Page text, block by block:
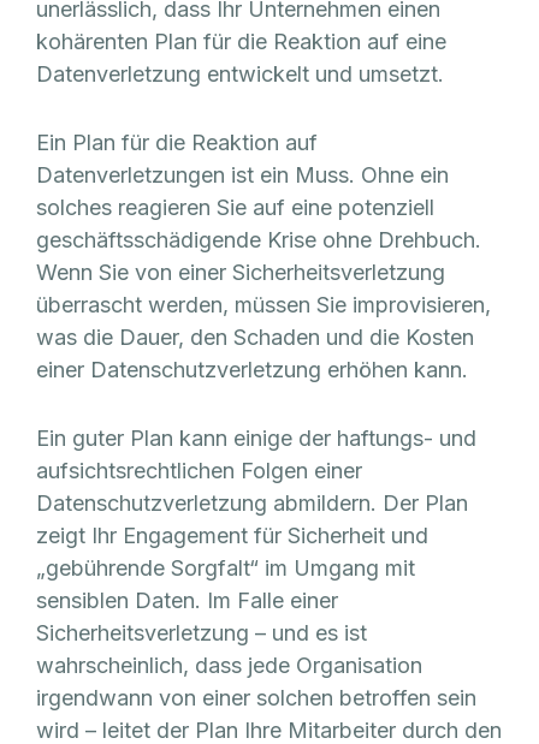
unerlässlich, dass Ihr Unternehmen einen
kohärenten Plan für die Reaktion auf eine
Datenverletzung entwickelt und umsetzt.
Ein Plan für die Reaktion auf
Datenverletzungen ist ein Muss. Ohne ein
solches reagieren Sie auf eine potenziell
geschäftsschädigende Krise ohne Drehbuch.
Wenn Sie von einer Sicherheitsverletzung
überrascht werden, müssen Sie improvisieren,
was die Dauer, den Schaden und die Kosten
einer Datenschutzverletzung erhöhen kann.
Ein guter Plan kann einige der haftungs- und
aufsichtsrechtlichen Folgen einer
Datenschutzverletzung abmildern. Der Plan
zeigt Ihr Engagement für Sicherheit und
„gebührende Sorgfalt“ im Umgang mit
sensiblen Daten. Im Falle einer
Sicherheitsverletzung – und es ist
wahrscheinlich, dass jede Organisation
irgendwann von einer solchen betroffen sein
wird – leitet der Plan Ihre Mitarbeiter durch den